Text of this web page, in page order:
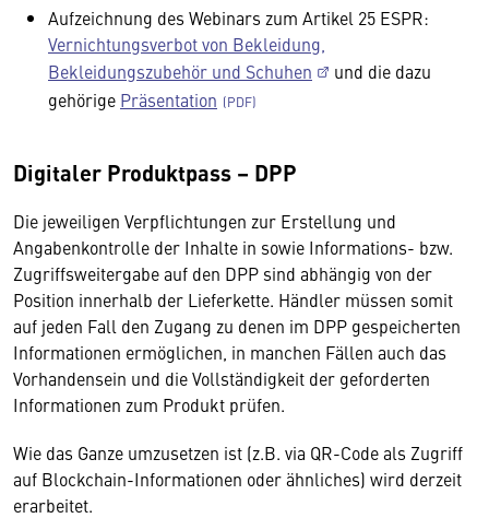
Aufzeichnung des Webinars zum Artikel 25 ESPR:
Vernichtungsverbot von Bekleidung,
Bekleidungszubehör und Schuhen
und die dazu
gehörige Präsentation
Digitaler Produktpass – DPP
Die jeweiligen Verpflichtungen zur Erstellung und
Angabenkontrolle der Inhalte in sowie Informations- bzw.
Zugriffsweitergabe auf den DPP sind abhängig von der
Position innerhalb der Lieferkette. Händler müssen somit
auf jeden Fall den Zugang zu denen im DPP gespeicherten
Informationen ermöglichen, in manchen Fällen auch das
Vorhandensein und die Vollständigkeit der geforderten
Informationen zum Produkt prüfen.
Wie das Ganze umzusetzen ist (z.B. via QR-Code als Zugriff
auf Blockchain-Informationen oder ähnliches) wird derzeit
erarbeitet.